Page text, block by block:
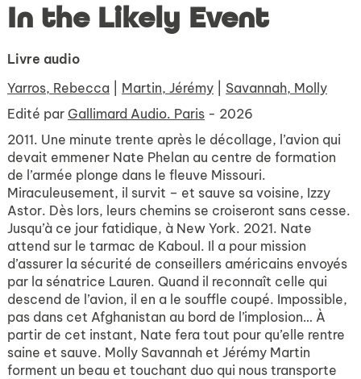
In the Likely Event
Livre audio
Yarros, Rebecca
Martin, Jérémy
Savannah, Molly
Edité par Gallimard Audio. Paris - 2026
2011. Une minute trente après le décollage, l’avion qui
devait emmener Nate Phelan au centre de formation
de l’armée plonge dans le fleuve Missouri.
Miraculeusement, il survit – et sauve sa voisine, Izzy
Astor. Dès lors, leurs chemins se croiseront sans cesse.
Jusqu’à ce jour fatidique, à New York. 2021. Nate
attend sur le tarmac de Kaboul. Il a pour mission
d’assurer la sécurité de conseillers américains envoyés
par la sénatrice Lauren. Quand il reconnaît celle qui
descend de l’avion, il en a le souffle coupé. Impossible,
pas dans cet Afghanistan au bord de l’implosion… À
partir de cet instant, Nate fera tout pour qu’elle rentre
saine et sauve. Molly Savannah et Jérémy Martin
forment un beau et touchant duo qui nous transporte